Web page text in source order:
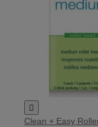

Clean + Easy